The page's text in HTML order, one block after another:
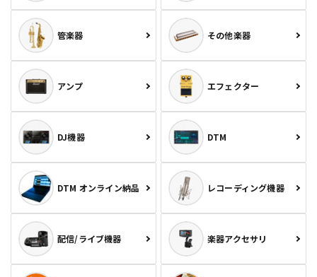
管楽器 その他楽器
アンプ エフェクター
DJ機器 DTM
DTM オンライン納品 レコーディング機器
配信/ライブ機器 楽器アクセサリ